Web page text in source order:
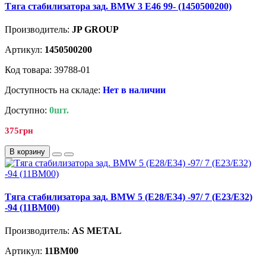
Tягa стабилизатора зад. BMW 3 E46 99- (1450500200)
Производитель: JP GROUP
Артикул: 1450500200
Код товара: 39788-01
Доступность на складе: Нет в наличии
Доступно: 0шт.
375грн
В корзину
Tягa стабилизатора зад. BMW 5 (E28/E34) -97/ 7 (E23/E32)
-94 (11BM00)
Производитель: AS METAL
Артикул: 11BM00